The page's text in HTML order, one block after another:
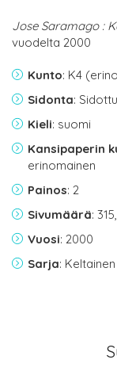
Jose Saramago :
vuodelta 2000
Kunto: K4
Sidonta:
Kieli: suomi
Kansipaperin
erinomainen
Painos: 2
Sivumäärä:
Vuosi: 2000
Sarja: